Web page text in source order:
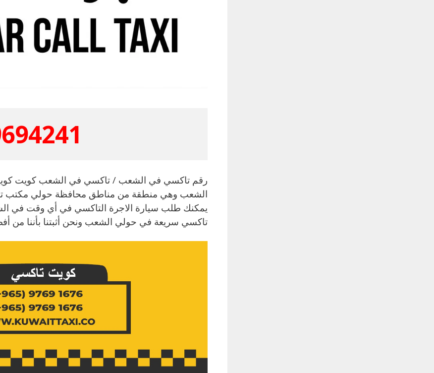
رقم تاكسي في الشعب / تاكسي في الشعب كويت
الشعب وهي منطقة من مناطق محافظة حولي مكتب
تاكسي سريعة في حولي الشعب ونحن أثبتنا بأننا